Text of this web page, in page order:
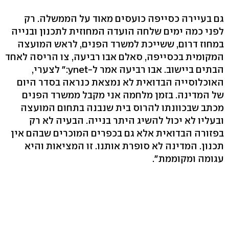
גם בעיירה כסייפה כועסים מאוד על הממשלה. רק
לפני כמה ימים שלחה הועדה המחוזית לתכנון ובנייה
במחוז דרום, ששייכת למשרד הפנים, לראש המועצה
המקומית בכסייפה, סאלם אבו רביעה, צו הריסה לאחד
הבתים ביישוב. אבו רביעה אמר ל-ynet:" לצערי,
האוכלוסייה הבדואית לא נמצאת כנראה בסדר היום
של המדינה. בזמן מלחמה אני מקבל ממשרד הפנים
מכתב שבכוונתו להרוס בית שנבנה בתחום המועצה
ובעליו לא יכול להשיג היתר בנייה. הבעיה לא רק
בפזורה הבדואית אלא גם בכפרים המוכרים שבהם אין
תכנון. המדינה לא סופרת אותנו. זו המציאות והיא
עגומה ומקוממת".